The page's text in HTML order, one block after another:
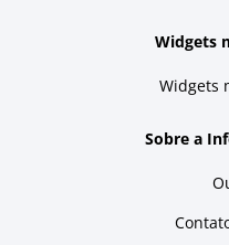
Widgets
Widgets
Sobre a